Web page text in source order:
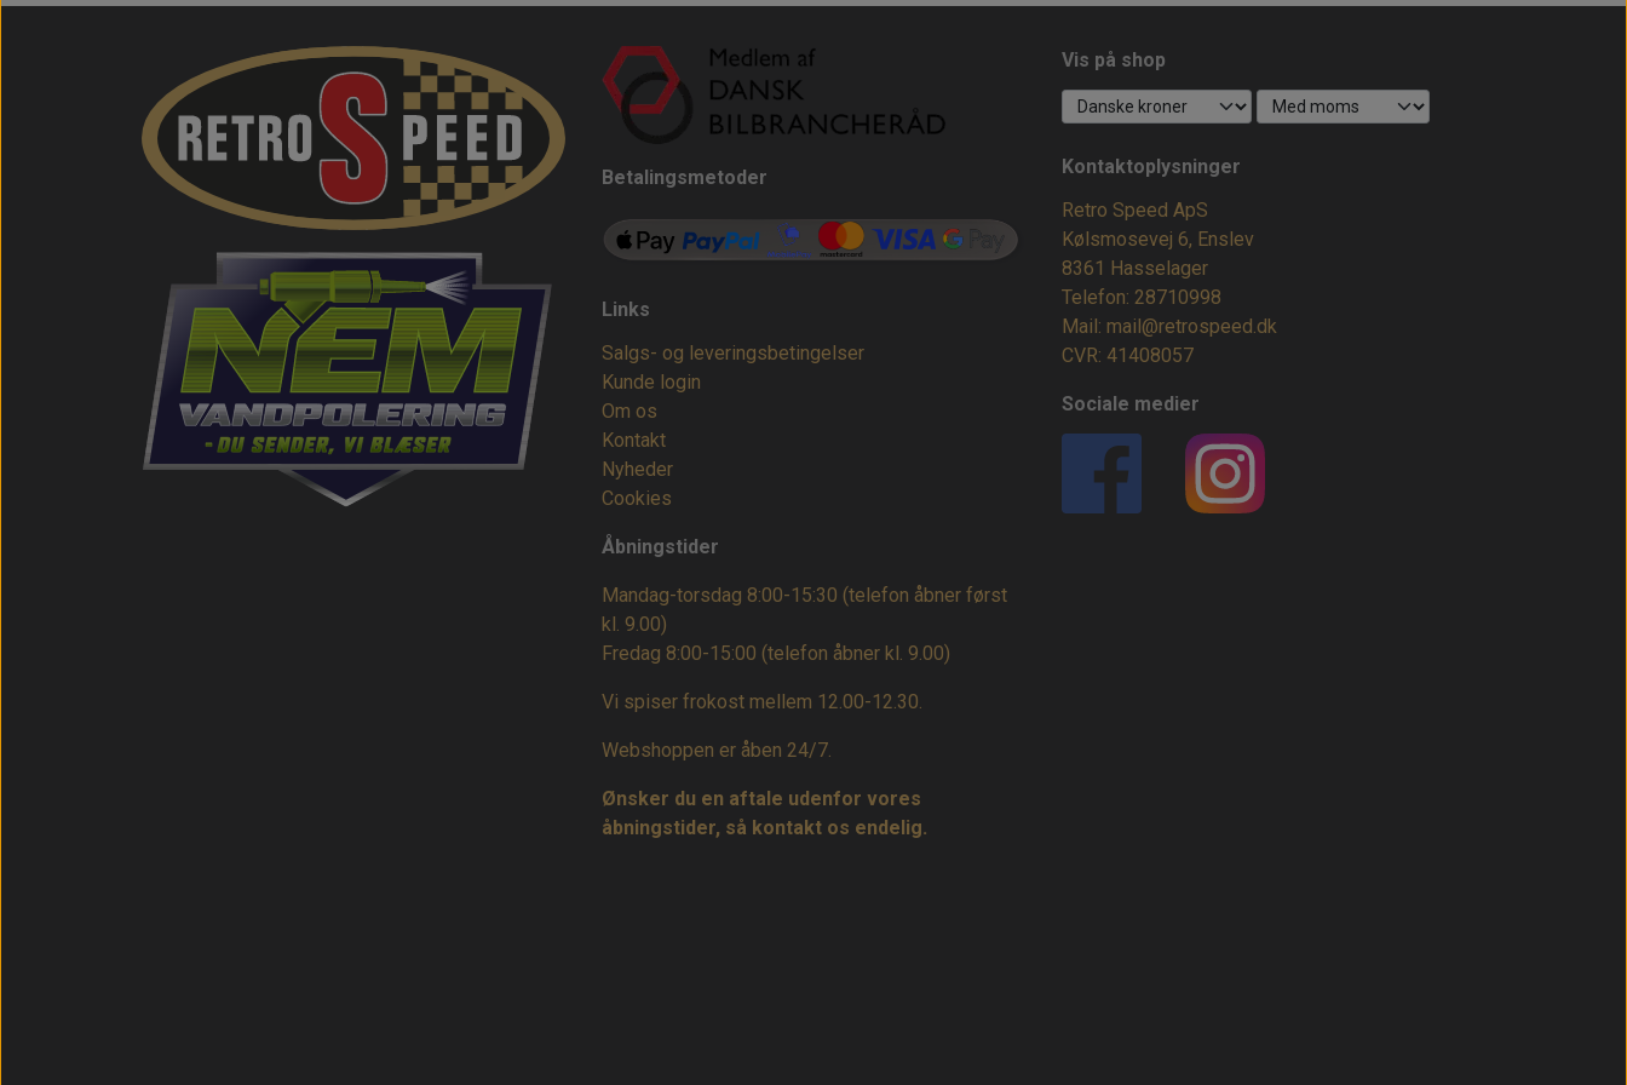
Betalingsmetoder
Links
Salgs- og leveringsbetingelser
Kunde login
Om os
Kontakt
Nyheder
Cookies
Åbningstider
Mandag-torsdag 8:00-15:30 (telefon åbner først
kl. 9.00)
Fredag 8:00-15:00 (telefon åbner kl. 9.00)
Vi spiser frokost mellem 12.00-12.30.
Webshoppen er åben 24/7.
Ønsker du en aftale udenfor vores
åbningstider, så kontakt os endelig.
Vis på shop
Kontaktoplysninger
Retro Speed ApS
Kølsmosevej 6, Enslev
8361 Hasselager
Telefon: 28710998
Mail: mail@retrospeed.dk
CVR: 41408057
Sociale medier